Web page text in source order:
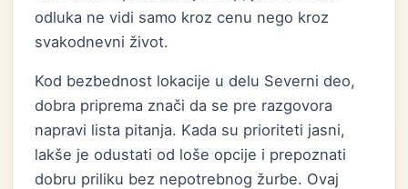
odluka ne vidi samo kroz cenu nego kroz
svakodnevni život.
Kod bezbednost lokacije u delu Severni deo,
dobra priprema znači da se pre razgovora
napravi lista pitanja. Kada su prioriteti jasni,
lakše je odustati od loše opcije i prepoznati
dobru priliku bez nepotrebnog žurbe. Ovaj